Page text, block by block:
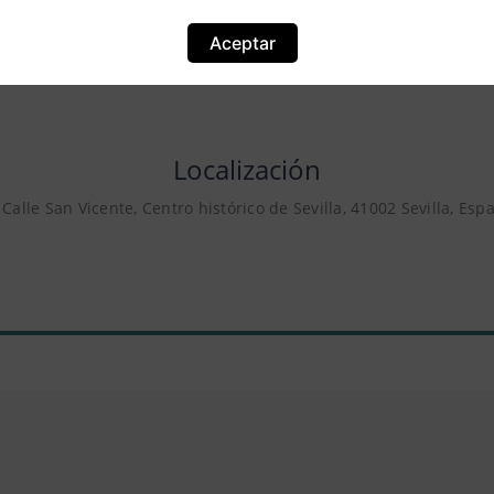
Localización
San Vicente, Centro histórico de Sevilla, 41002 Sevilla,
Aceptar